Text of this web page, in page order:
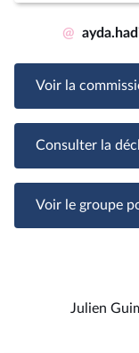
@
Voir la
Consulter la
Voir le groupe
Julien